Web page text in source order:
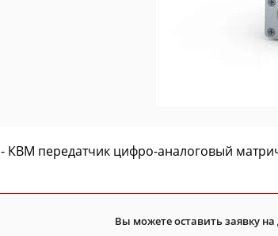
- КВМ передатчик цифро-аналоговый
Вы можете оставить заявку